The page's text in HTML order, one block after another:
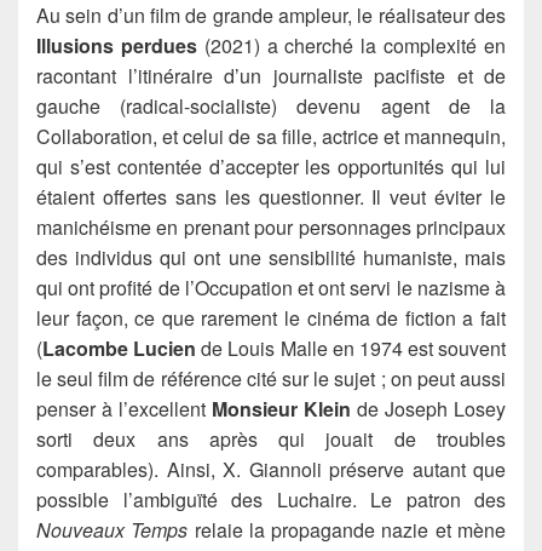
Au sein d’un film de grande ampleur, le réalisateur des
Illusions perdues(2021) a cherché la complexité en
racontant l’itinéraire d’un journaliste pacifiste et de
gauche (radical-socialiste) devenu agent de la
Collaboration, et celui de sa fille, actrice et mannequin,
qui s’est contentée d’accepter les opportunités qui lui
étaient offertes sans les questionner. Il veut éviter le
manichéisme en prenant pour personnages principaux
des individus qui ont une sensibilité humaniste, mais
qui ont profité de l’Occupation et ont servi le nazisme à
leur façon, ce que rarement le cinéma de fiction a fait
(Lacombe Lucien de Louis Malle en 1974 est souvent
le seul film de référence cité sur le sujet ; on peut aussi
penser à l’excellent Monsieur Klein de Joseph Losey
sorti deux ans après qui jouait de troubles
comparables). Ainsi, X. Giannoli préserve autant que
possible l’ambiguïté des Luchaire. Le patron des
Nouveaux Temps relaie la propagande nazie et mène